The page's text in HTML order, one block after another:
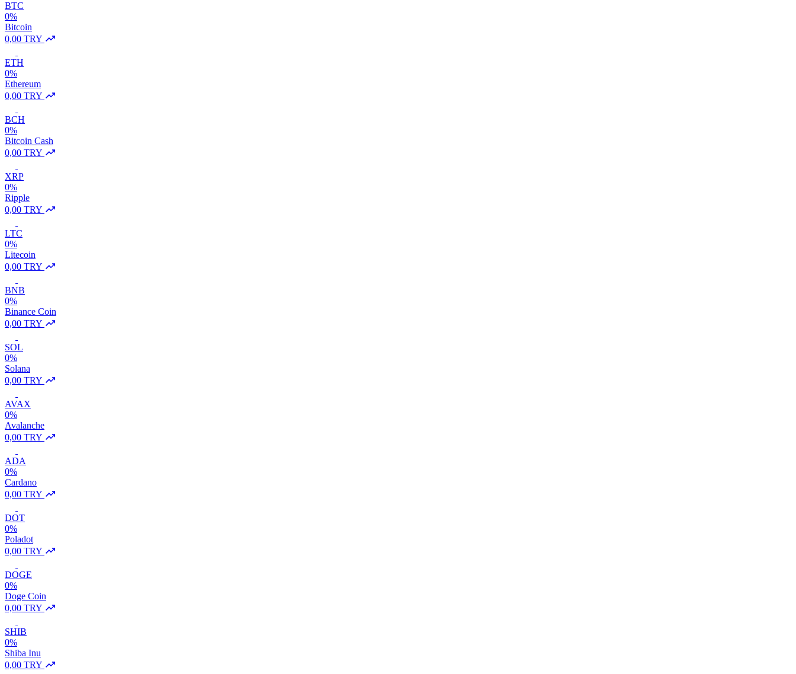
BTC
0%
Bitcoin
0,00 TRY
ETH
0%
Ethereum
0,00 TRY
BCH
0%
Bitcoin Cash
0,00 TRY
XRP
0%
Ripple
0,00 TRY
LTC
0%
Litecoin
0,00 TRY
BNB
0%
Binance Coin
0,00 TRY
SOL
0%
Solana
0,00 TRY
AVAX
0%
Avalanche
0,00 TRY
ADA
0%
Cardano
0,00 TRY
DOT
0%
Poladot
0,00 TRY
DOGE
0%
Doge Coin
0,00 TRY
SHIB
0%
Shiba Inu
0,00 TRY